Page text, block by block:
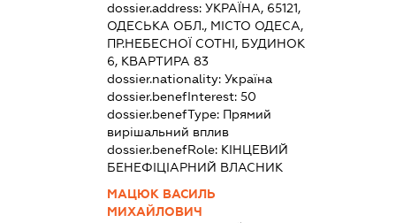
dossier.address:УКРАЇНА, 65121,
ОДЕСЬКА ОБЛ., МІСТО ОДЕСА,
ПР.НЕБЕСНОЇ СОТНІ, БУДИНОК
6, КВАРТИРА 83
dossier.nationality:Україна
dossier.benefInterest:50
dossier.benefType: Прямий
вирішальний вплив
dossier.benefRole: КІНЦЕВИЙ
БЕНЕФІЦІАРНИЙ ВЛАСНИК
МАЦЮК ВАСИЛЬ
МИХАЙЛОВИЧ